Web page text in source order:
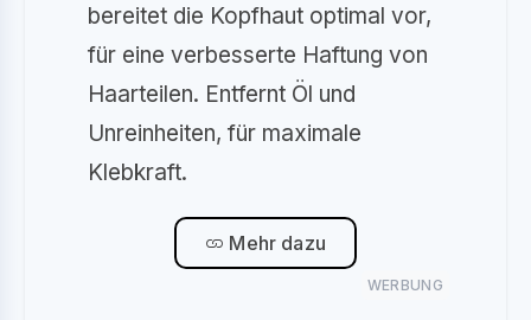
bereitet die Kopfhaut optimal vor,
für eine verbesserte Haftung von
Haarteilen. Entfernt Öl und
Unreinheiten, für maximale
Klebkraft.
Mehr dazu
WERBUNG